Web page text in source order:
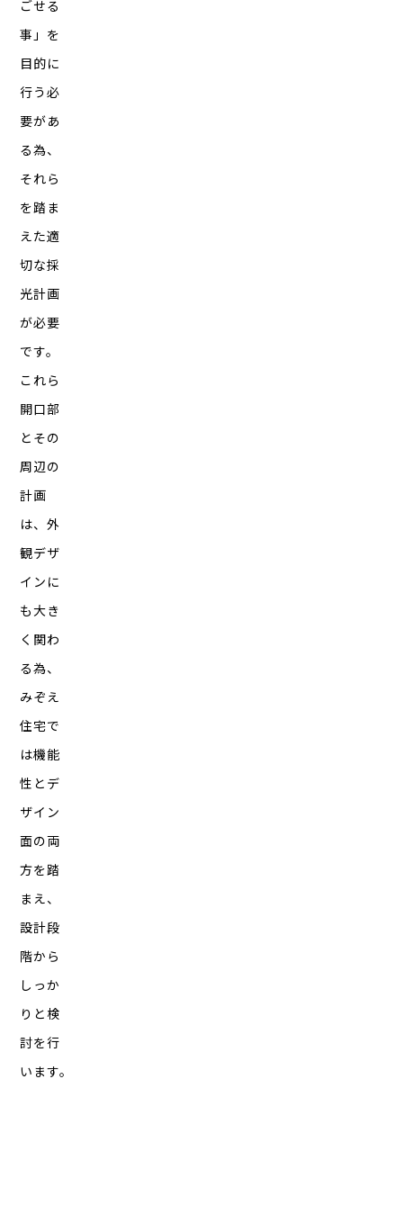
ごせる
事」を
目的に
行う必
要があ
る為、
それら
を踏ま
えた適
切な採
光計画
が必要
です。
これら
開口部
とその
周辺の
計画
は、外
観デザ
インに
も大き
く関わ
る為、
みぞえ
住宅で
は機能
性とデ
ザイン
面の両
方を踏
まえ、
設計段
階から
しっか
りと検
討を行
います。